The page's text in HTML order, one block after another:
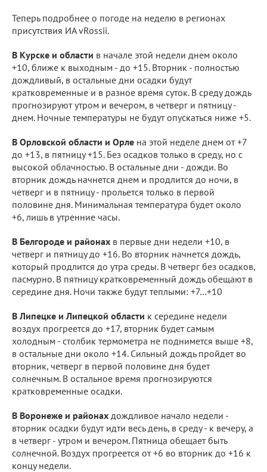
Теперь подробнее о погоде на неделю в регионах
присутствия ИА vRossii.
В Курске и области в начале этой недели днем около
+10, ближе к выходным - до +15. Вторник - полностью
дождливый, в остальные дни осадки будут
кратковременные и в разное время суток. В среду дождь
прогнозируют утром и вечером, в четверг и пятницу -
днем. Ночные температуры не будут опускаться ниже +5.
В Орловской области и Орле на этой неделе днем от +7
до +13, в пятницу +15. Без осадков только в среду, но с
высокой облачностью. В остальные дни - дожди. Во
вторник дождь начнется днем и продлится до ночи, в
четверг и в пятницу - прольется только в первой
половине дня. Минимальная температура будет около
+6, лишь в утренние часы.
В Белгороде и районах в первые дни недели +10, в
четверг и пятницу до +16. Во вторник начнется дождь,
который продлится до утра среды. В четверг без осадков,
пасмурно. В пятницу кратковременный дождь обещают в
середине дня. Ночи также будут теплыми: +7…+10
В Липецке и Липецкой области к середине недели
воздух прогреется до +17, вторник будет самым
холодным - столбик термометра не поднимется выше +8,
в остальные дни около +14. Сильный дождь пройдет во
вторник, четверг в первой половине дня будет
солнечным. В остальное время прогнозируются
кратковременные осадки.
В Воронеже и районах дождливое начало недели -
вторник осадки будут идти весь день, в среду - к вечеру, а
в четверг - утром и вечером. Пятница обещает быть
солнечной. Воздух прогреется от +6 во вторник до +16 к
концу недели.